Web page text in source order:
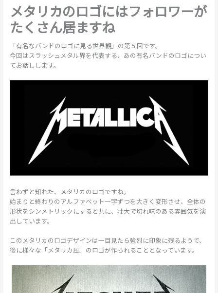
メタリカのロゴにはフォロワーが
たくさん居ますね
「有名なバンドのロゴに見る世界観」の第５回です。
今回はスラッシュメタル界を代表する、あの有名バンドのロゴについ
てお話しします。
言わずと知れた、メタリカのロゴですね。
始まりと終わりのアルファベット一字ずつを大きく変形させ、全体の
形状をシンメトリックにすると共に、壮大で切れ味のある雰囲気を演
出しています。
このメタリカのロゴデザインは一目見たら強烈に印象に残るようで、
後に様々な「メタリカ風」のロゴが作られることとなっています。